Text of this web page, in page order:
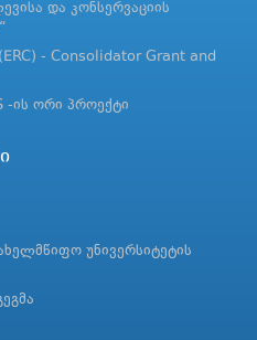
და კონსერვაციის
- Consolidator Grant and
-ის ორი პროექტი
უნივერსიტეტის